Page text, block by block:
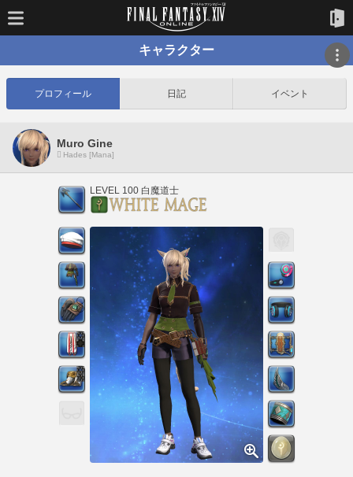
キャラクター
プロフィール 日記 イベント
Muro Gine
Hades [Mana]
LEVEL 100 白魔道士